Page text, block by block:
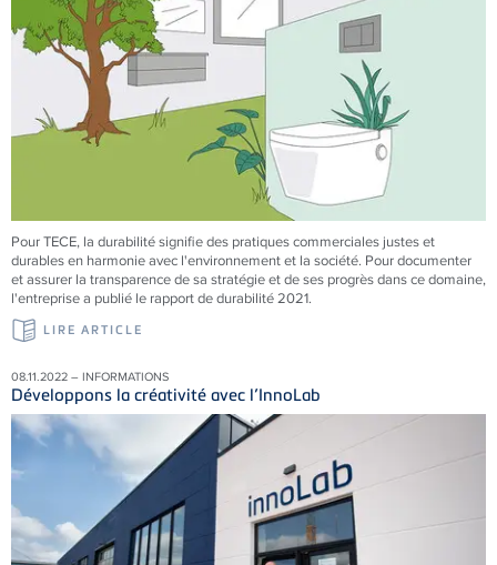
PourTECE, la durabilité signifie des pratiques commerciales justes et
durables en harmonie avec l'environnement et la société. Pour documenter
et assurer la transparence de sa stratégie et de ses progrès dans ce domaine,
l'entreprise a publié le rapport de durabilité 2021.
LIRE ARTICLE
08.11.2022 – INFORMATIONS
Développons la créativité avec l’InnoLab